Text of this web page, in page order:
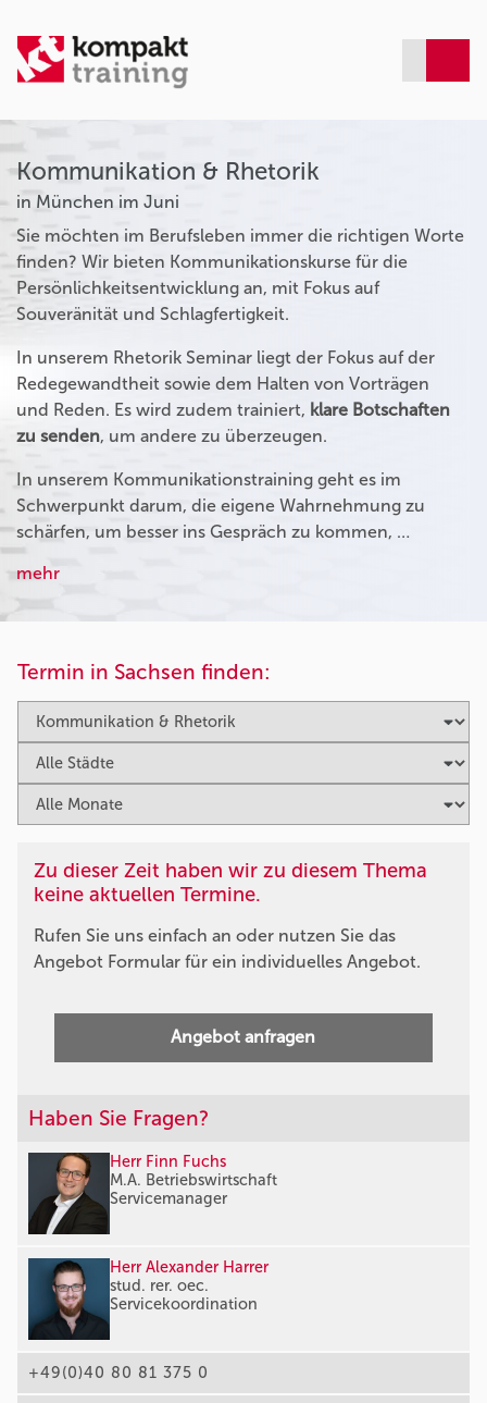
Kommunikation & Rhetorik
in München im Juni
Sie möchten im Berufsleben immer die richtigen Worte
finden? Wir bieten Kommunikationskurse für die
Persönlichkeitsentwicklung an, mit Fokus auf
Souveränität und Schlagfertigkeit.
In unserem Rhetorik Seminar liegt der Fokus auf der
Redegewandtheit sowie dem Halten von Vorträgen
und Reden. Es wird zudem trainiert, klare Botschaften
zu senden, um andere zu überzeugen.
In unserem Kommunikationstraining geht es im
Schwerpunkt darum, die eigene Wahrnehmung zu
schärfen, um besser ins Gespräch zu kommen, …
mehr
Termin in Sachsen finden:
Zu dieser Zeit haben wir zu diesem Thema
keine aktuellen Termine.
Rufen Sie uns einfach an oder nutzen Sie das
Angebot Formular für ein individuelles Angebot.
Angebot anfragen
Haben Sie Fragen?
Herr Finn Fuchs
M.A. Betriebswirtschaft
Servicemanager
Herr Alexander Harrer
stud. rer. oec.
Servicekoordination
+49(0)40 80 81 375 0